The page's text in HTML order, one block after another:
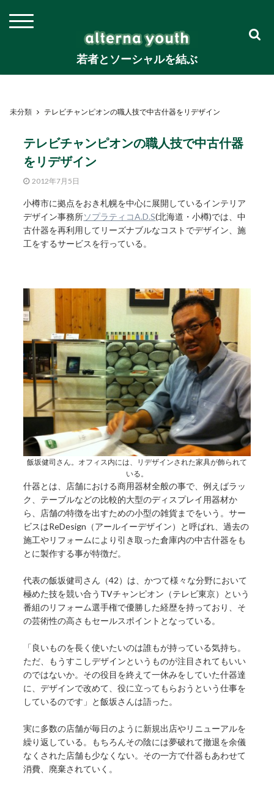
若者とソーシャルを結ぶ
未分類 テレビチャンピオンの職人技で中古什器をリデザイン
テレビチャンピオンの職人技で中古什器
をリデザイン
2012年7月5日
小樽市に拠点をおき札幌を中心に展開しているインテリア
デザイン事務所ソプラティコA.D.S(北海道・小樽)では、中
古什器を再利用してリーズナブルなコストでデザイン、施
工をするサービスを行っている。
飯坂健司さん。オフィス内には、リデザインされた家具が飾られて
いる。
什器とは、店舗における商用器材全般の事で、例えばラッ
ク、テーブルなどの比較的大型のディスプレイ用器材か
ら、店舗の特徴を出すための小型の雑貨までをいう。サー
ビスはReDesign（アールイーデザイン）と呼ばれ、過去の
施工やリフォームにより引き取った倉庫内の中古什器をも
とに製作する事が特徴だ。
代表の飯坂健司さん（42）は、かつて様々な分野において
極めた技を競い合うTVチャンピオン（テレビ東京）という
番組のリフォーム選手権で優勝した経歴を持っており、そ
の芸術性の高さもセールスポイントとなっている。
「良いものを長く使いたいのは誰もが持っている気持ち。
ただ、もうすこしデザインというものが注目されてもいい
のではないか。その役目を終えて一休みをしていた什器達
に、デザインで改めて、役に立ってもらおうという仕事を
しているのです」と飯坂さんは語った。
実に多数の店舗が毎日のように新規出店やリニューアルを
繰り返している。もちろんその陰には夢破れて撤退を余儀
なくされた店舗も少なくない。その一方で什器もあわせて
消費、廃棄されていく。